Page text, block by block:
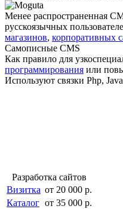
Менее распро­страненная
русскоязычных
магазинов, корпоративных
Самописные CMS
Как правило для
программирования или
Используют связки Php,
Разработка сайтов
Визитка от 20 000 р.
Каталог от 35 000 р.